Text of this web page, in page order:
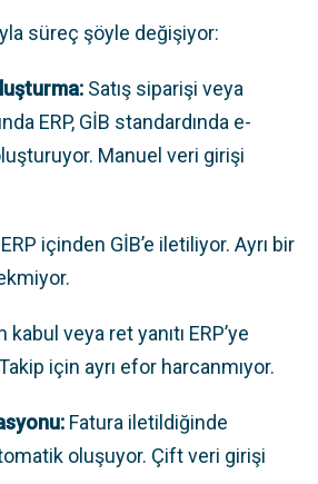
süreç şöyle değişiyor:
Satış siparişi veya
ERP, GİB standardında e-
Manuel veri girişi
içinden GİB’e iletiliyor. Ayrı bir
kabul veya ret yanıtı ERP’ye
için ayrı efor harcanmıyor.
Fatura iletildiğinde
oluşuyor. Çift veri girişi